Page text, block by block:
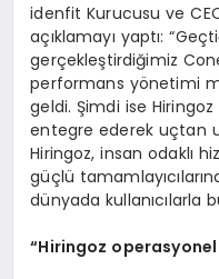
idenfit Kurucusu ve
açıklamayı yaptı:
gerçekleştirdiğimiz
performans yönetimi
geldi. Şimdi ise
entegre ederek uçtan
Hiringoz, insan odaklı
güçlü
dünyada kullanıcılarla
“Hiringoz